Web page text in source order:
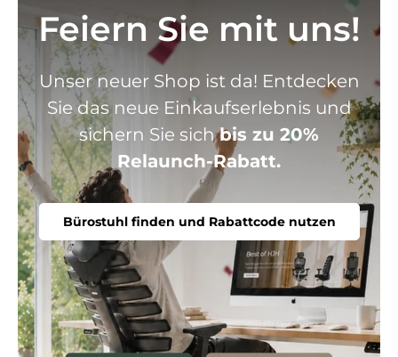
Feiern Sie mit uns!
Unser neuer Shop ist da! Entdecken
Sie das neue Einkaufserlebnis und
sichern Sie sichbis zu 20%
Relaunch-Rabatt.
Bürostuhl finden und Rabattcode nutzen